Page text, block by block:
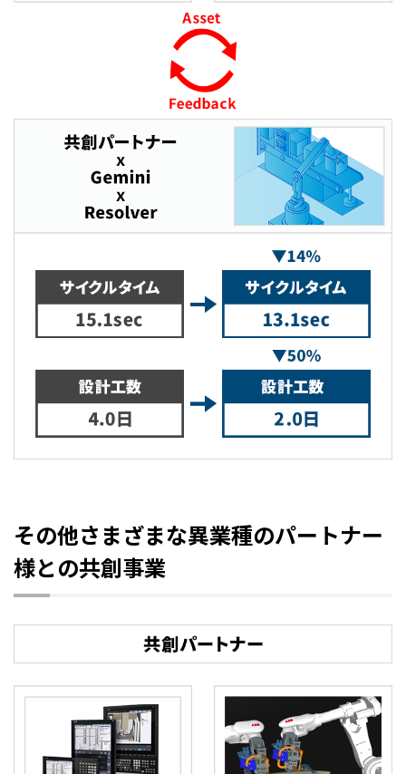
その他さまざまな異業種のパートナー
様との共創事業